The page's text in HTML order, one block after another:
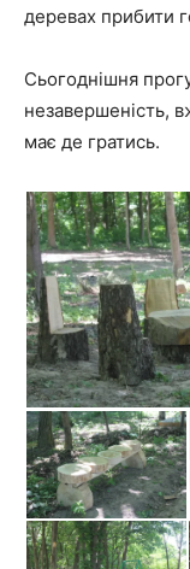
деревах прибити
Сьогоднішня
незавершеність,
має де гратись.